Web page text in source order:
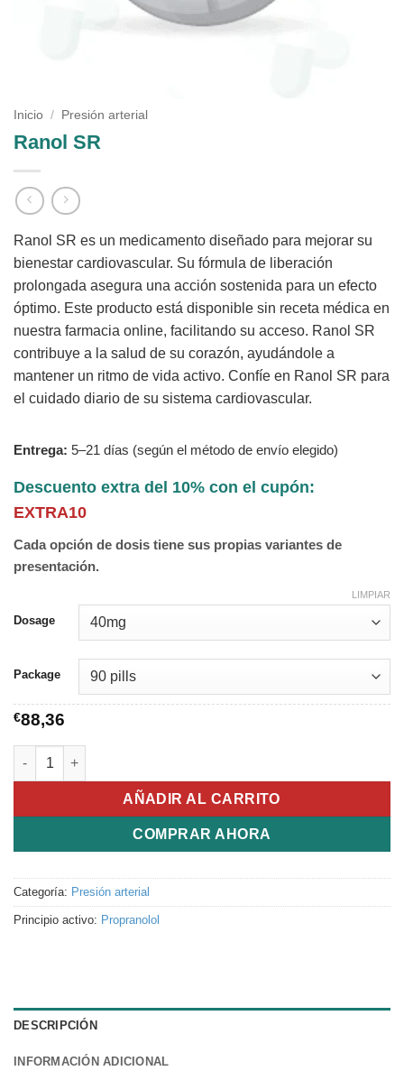
Inicio / Presión arterial
Ranol SR
Ranol SR es un medicamento diseñado para mejorar su
bienestar cardiovascular. Su fórmula de liberación
prolongada asegura una acción sostenida para un efecto
óptimo. Este producto está disponible sin receta médica en
nuestra farmacia online, facilitando su acceso. Ranol SR
contribuye a la salud de su corazón, ayudándole a
mantener un ritmo de vida activo. Confíe en Ranol SR para
el cuidado diario de su sistema cardiovascular.
Entrega: 5–21 días (según el método de envío elegido)
Descuento extra del 10% con el cupón:
EXTRA10
Cada opción de dosis tiene sus propias variantes de
presentación.
Dosage
Package
LIMPIAR
€88,36
Ranol SR cantidad
AÑADIR AL CARRITO
COMPRAR AHORA
Categoría: Presión arterial
Principio activo: Propranolol
DESCRIPCIÓN
INFORMACIÓN ADICIONAL